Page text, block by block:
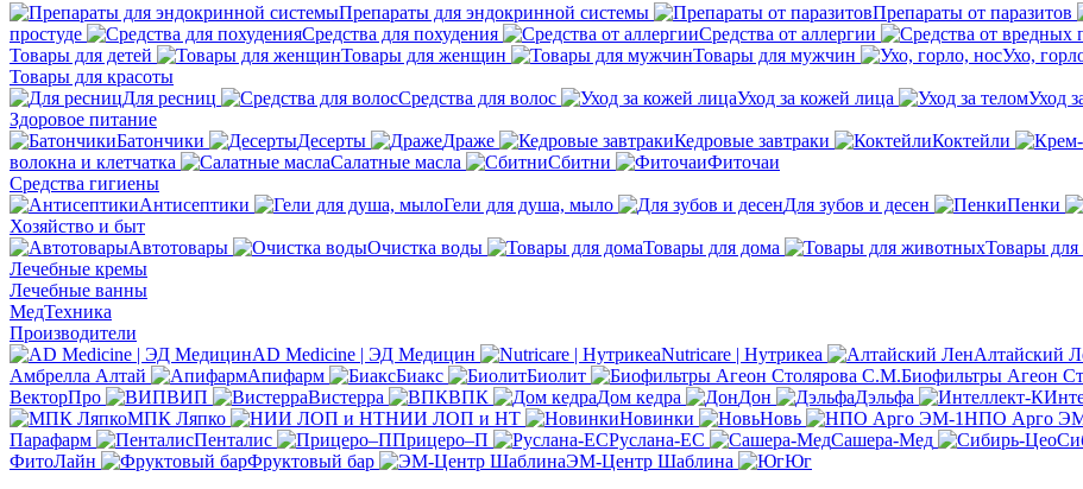
Препараты для эндокринной системы Препараты от паразитов
простуде
Средства для похудения Средства от аллергии
Товары для детей
Товары для женщин Товары для мужчин Ухо,
Товары для красоты
Для ресниц
Средства для волос Уход за кожей лица
Уход
Здоровое питание
Батончики
Десерты Драже Кедровые завтраки Коктейли
волокна и клетчатка
Салатные масла Сбитни
Фиточаи
Средства гигиены
Антисептики
Гели для душа, мыло Для зубов и десен Пенки
Хозяйство и быт
Автотовары
Очистка воды Товары для дома Товары
Лечебные кремы
Лечебные ванны
МедТехника
Производители
AD Medicine | ЭД Медицин
Nutricare | Нутрикеа Алтайский
Амбрелла Алтай
Апифарм Биакс Биолит Биофильтры Агеон
ВекторПро
ВИП Вистерра ВПК Дом кедра Дон Дэльфа
МПК Ляпко
НИИ ЛОП и НТ Новинки Новь НПО Арго
Парафарм
Пенталис Прицеро–П Руслана-ЕС Сашера-Мед
ФитоЛайн
Фруктовый бар ЭМ-Центр Шаблина
Юг